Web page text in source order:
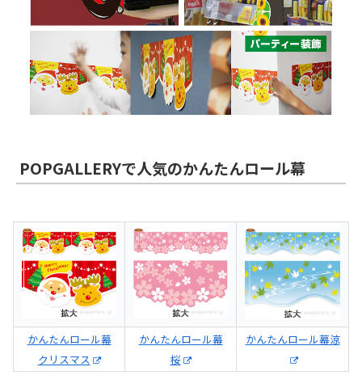
POPGALLERYで人気のかんたんロール幕
かんたんロール幕
クリスマス
かんたんロール幕
桜
かんたんロール幕涼